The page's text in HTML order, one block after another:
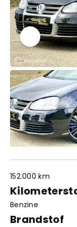
Contact
06 42 61 00 54
Adres
152.000 km
Benzine
Brandstof